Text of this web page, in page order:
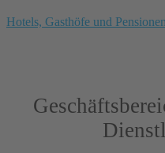
Hotels, Gasthöfe und Pensionen